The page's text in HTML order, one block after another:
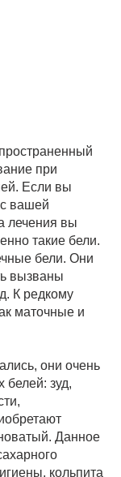
при
Если вы
вашей
лечения вы
такие бели.
бели. Они
вызваны
К редкому
маточные и
они очень
белей: зуд,
Данное
кольпита